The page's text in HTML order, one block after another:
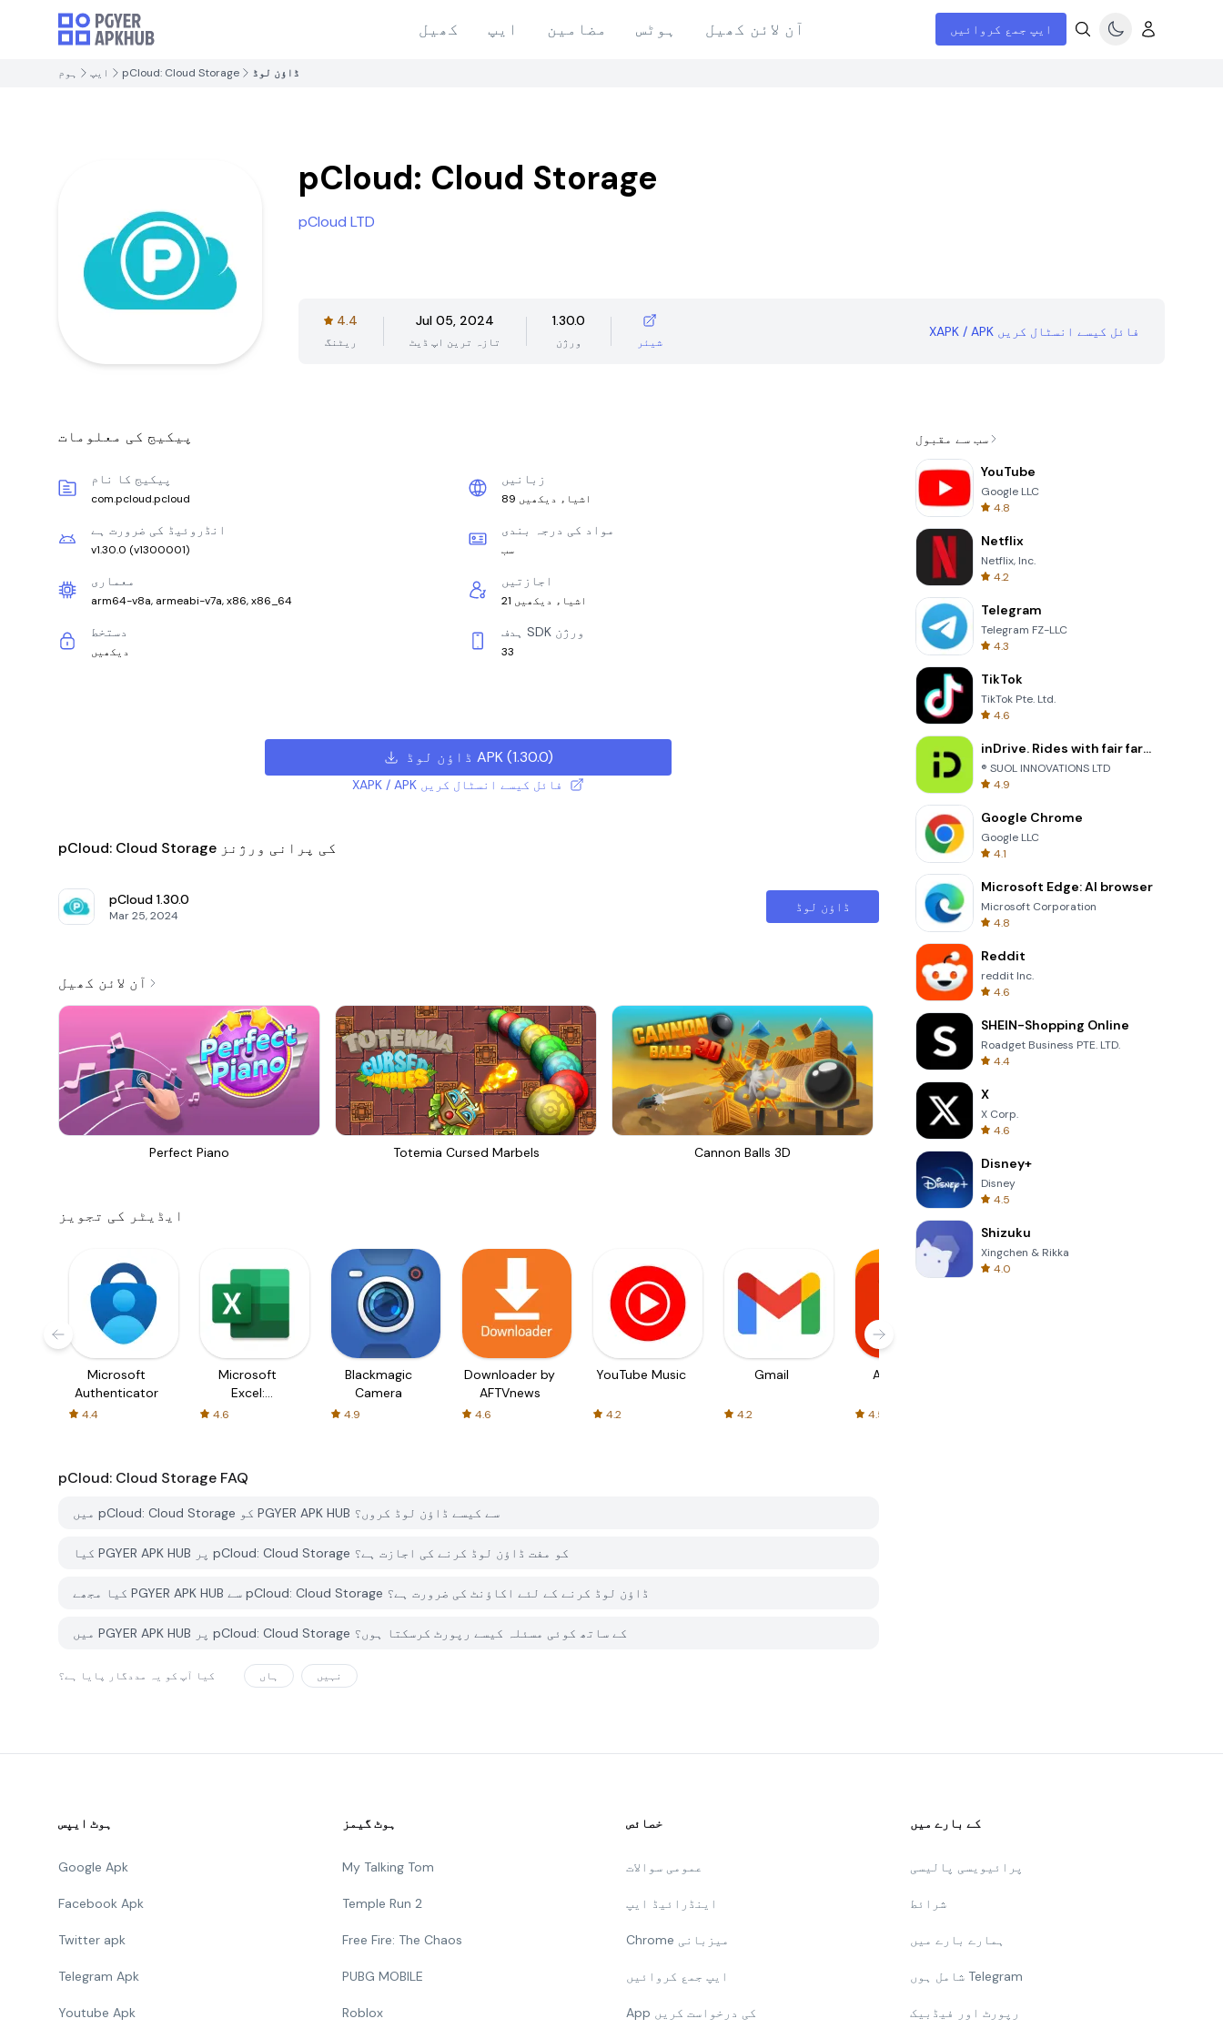
کھیل ایپ مضامین ہوٹس آن لائن کھیل ایپ جمع کروائیں
ہوم ایپ pCloud: Cloud Storage ڈاؤن لوڈ
pCloud: Cloud Storage
pCloud LTD
4.4
ریٹنگ
Jul 05, 2024
تازہ ترین اپ ڈیٹ
1.30.0
ورژن شیئر
XAPK / APK فائل کیسے انسٹال کریں
پیکیج کی معلومات
پیکیج کا نام
com.pcloud.pcloud
زبانیں
89 اشیاء دیکھیں
انڈروئیڈ کی ضرورت ہے
v1.30.0 (v1300001)
مواد کی درجہ بندی
سب
معماری
arm64-v8a, armeabi-v7a, x86, x86_64
اجازتیں
21 اشیاء دیکھیں
دستخط
دیکھیں
ہدف SDK ورژن
33
ڈاؤن لوڈ APK(1.30.0)
XAPK / APK فائل کیسے انسٹال کریں
pCloud: Cloud Storage کی پرانی ورژنز
pCloud 1.30.0
Mar 25, 2024
ڈاؤن لوڈ
آن لائن کھیل
Perfect Piano Totemia Cursed Marbels Cannon Balls 3D 8 Ball Billiards Classic
ایڈیٹر کی تجویز
Microsoft
Authenticator
4.4
Microsoft
Excel:
Spreadsheets
4.6
Blackmagic
Camera
4.9
Downloader by
AFTVnews
4.6
YouTube Music
4.2
Gmail
4.2
AliExpress
4.5
pCloud: Cloud Storage FAQ
میں pCloud: Cloud Storage کو PGYER APK HUB سے کیسے ڈاؤن لوڈ کروں؟
کیا PGYER APK HUB پر pCloud: Cloud Storage کو مفت ڈاؤن لوڈ کرنے کی اجازت ہے؟
کیا مجھے PGYER APK HUB سے pCloud: Cloud Storage ڈاؤن لوڈ کرنے کے لئے اکاؤنٹ کی ضرورت ہے؟
میں PGYER APK HUB پر pCloud: Cloud Storage کے ساتھ کوئی مسئلہ کیسے رپورٹ کرسکتا ہوں؟
کیا آپ کو یہ مددگار پایا ہے؟ ہاں نہیں
سب سے مقبول
YouTube
Google LLC
4.8
Netflix
Netflix, Inc.
4.2
Telegram
Telegram FZ-LLC
4.3
TikTok
TikTok Pte. Ltd.
4.6
inDrive. Rides with fair fares
® SUOL INNOVATIONS LTD
4.9
Google Chrome
Google LLC
4.1
Microsoft Edge: AI browser
Microsoft Corporation
4.8
Reddit
reddit Inc.
4.6
SHEIN-Shopping Online
Roadget Business PTE. LTD.
4.4
X
X Corp.
4.6
Disney+
Disney
4.5
Shizuku
Xingchen & Rikka
4.0
ہوٹ ایپس
Google Apk
Facebook Apk
Twitter apk
Telegram Apk
Youtube Apk
ہوٹ گیمز
My Talking Tom
Temple Run 2
Free Fire: The Chaos
PUBG MOBILE
Roblox
خصائص
عمومی سوالات
اینڈرائیڈ ایپ
Chrome میزبانی
ایپ جمع کروائیں
App کی درخواست کریں
کے بارے میں
پرائیویسی پالیسی
شرائط
ہمارے بارے میں
شامل ہوں Telegram
رپورٹ اور فیڈبیک